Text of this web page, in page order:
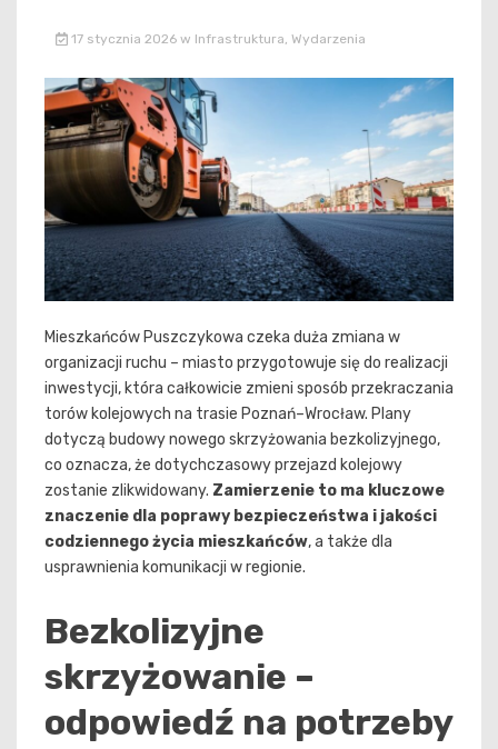
17 stycznia 2026 w Infrastruktura, Wydarzenia
Mieszkańców Puszczykowa czeka duża zmiana w
organizacji ruchu – miasto przygotowuje się do realizacji
inwestycji, która całkowicie zmieni sposób przekraczania
torów kolejowych na trasie Poznań–Wrocław. Plany
dotyczą budowy nowego skrzyżowania bezkolizyjnego,
co oznacza, że dotychczasowy przejazd kolejowy
zostanie zlikwidowany. Zamierzenie to ma kluczowe
znaczenie dla poprawy bezpieczeństwa i jakości
codziennego życia mieszkańców, a także dla
usprawnienia komunikacji w regionie.
Bezkolizyjne
skrzyżowanie –
odpowiedź na potrzeby